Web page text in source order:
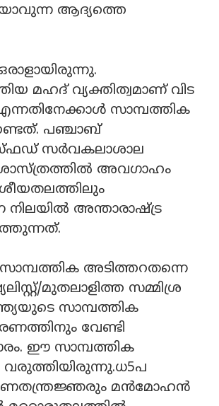
ആദ്യത്തെ
മഹദ് വ്യക്തിത്വമാണ് വിട
സാമ്പത്തിക
പഞ്ചാബ്
സര്‍വകലാശാല
ശാസ്ത്രത്തില്‍ അവഗാഹം
അന്താരാഷ്ട്ര
സാമ്പത്തിക അടിത്തറതന്നെ
മുതലാളിത്ത സമ്മിശ്ര
സാമ്പത്തിക
വേണ്ടി
ഈ സാമ്പത്തിക
വരുത്തിയിരുന്നു.ധ5പ
ഭരണതന്ത്രജ്ഞരും മന്‍മോഹന്‍